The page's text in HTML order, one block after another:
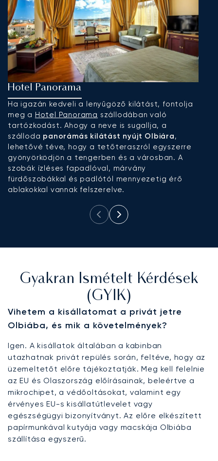
Hotel Panorama
Ha igazán kedveli a lenyűgöző kilátást, fontolja
meg a Hotel Panorama szállodában való
tartózkodást. Ahogy a neve is sugallja, a
szálloda panorámás kilátást nyújt Olbiára,
lehetővé téve, hogy a tetőteraszról egyszerre
gyönyörködjön a tengerben és a városban. A
szobák ízléses fapadlóval, márvány
fürdőszobákkal és padlótól mennyezetig érő
ablakokkal vannak felszerelve.
Gyakran Ismételt Kérdések
(GYIK)
Vihetem a kisállatomat a privát jetre
Olbiába, és mik a követelmények?
Igen. A kisállatok általában a kabinban
utazhatnak privát repülés során, feltéve, hogy az
üzemeltetőt előre tájékoztatják. Meg kell felelnie
az EU és Olaszország előírásainak, beleértve a
mikrochipet, a védőoltásokat, valamint egy
érvényes EU-s kisállatútlevelet vagy
egészségügyi bizonyítványt. Az előre elkészített
papírmunkával kutyája vagy macskája Olbiába
szállítása egyszerű.